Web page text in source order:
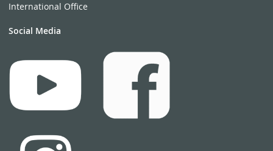
International Office
Social Media